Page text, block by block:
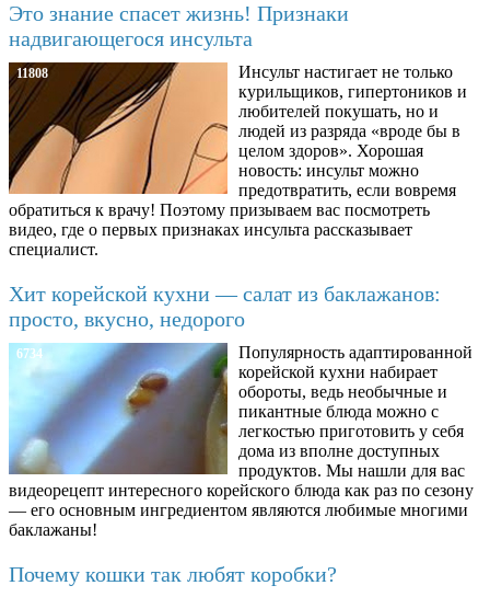
Это знание спасет жизнь! Признаки
надвигающегося инсульта
11808
Инсульт настигает не только
курильщиков, гипертоников и
любителей покушать, но и
людей из разряда «вроде бы в
целом здоров». Хорошая
новость: инсульт можно
предотвратить, если вовремя
обратиться к врачу! Поэтому призываем вас посмотреть
видео, где о первых признаках инсульта рассказывает
специалист.
Хит корейской кухни — салат из баклажанов:
просто, вкусно, недорого
6734
Популярность адаптированной
корейской кухни набирает
обороты, ведь необычные и
пикантные блюда можно с
легкостью приготовить у себя
дома из вполне доступных
продуктов. Мы нашли для вас
видеорецепт интересного корейского блюда как раз по сезону
— его основным ингредиентом являются любимые многими
баклажаны!
Почему кошки так любят коробки?